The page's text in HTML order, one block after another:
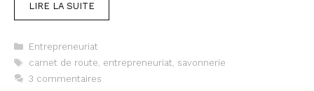
LIRE LA SUITE
Catégories
Entrepreneuriat
Étiquettes
carnet de route, entrepreneuriat, savonnerie
3 commentaires